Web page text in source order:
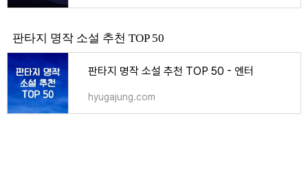
판타지 명작 소설 추천 TOP 50
판타지 명작 소설 추천 TOP 50 - 엔터
hyugajung.com